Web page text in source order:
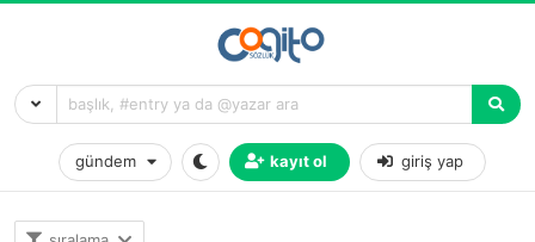
gündem kayıt ol giriş yap